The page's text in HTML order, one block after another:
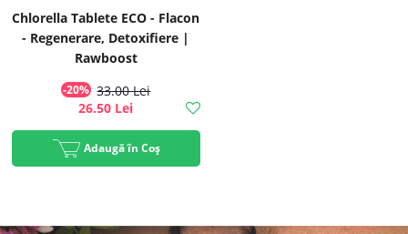
Chlorella Tablete ECO - Flacon
- Regenerare, Detoxifiere |
Rawboost
-20% 33.00 Lei
26.50 Lei
Adaugă în Coș